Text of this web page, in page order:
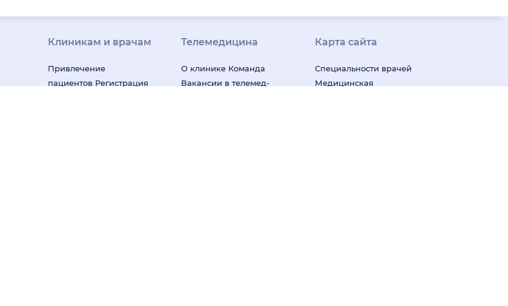
Клиникам и врачам
Привлечение
пациентов Регистрация
Телемедицина
О клинике Команда
Вакансии в телемед-
Карта сайта
Специальности врачей
Медицинская